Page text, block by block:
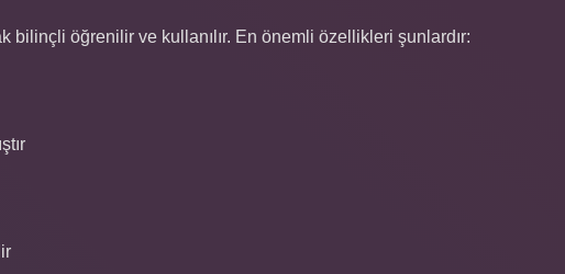
bilinçli öğrenilir ve kullanılır. En önemli özellikleri şunlardır: